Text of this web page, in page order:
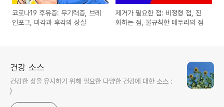
코로나19 후유증: 무기력증, 브레
인포그, 미각과 후각의 상실
제거가 필요한 점: 비정형 점, 진
화하는 점, 불규칙한 테두리의 점
건강 소스
건강한 삶을 유지하기 위해 필요한 다양한 건강에 대한 소스 :
)